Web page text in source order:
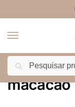
Início Produtos